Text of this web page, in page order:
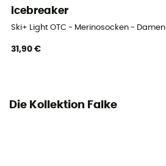
Hoch
icebreaker
Ski+ Light OTC - Merinosocken - Damen
31,90 €
Die Kollektion Falke